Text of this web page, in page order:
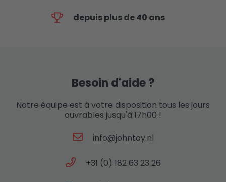
depuis plus de 40 ans
Besoin d'aide ?
Notre équipe est à votre disposition tous les jours
ouvrables jusqu'à 17h00 !
info@johntoy.nl
+31 (0) 182 63 23 26